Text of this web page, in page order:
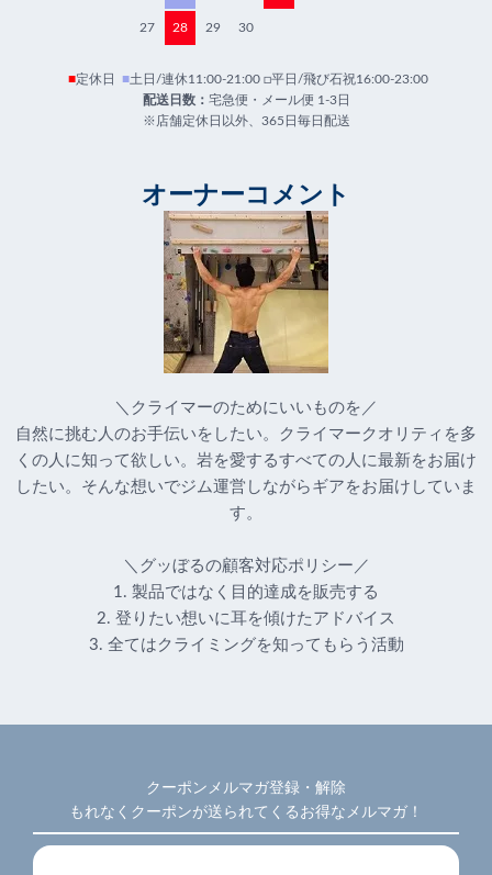
27 28 29 30
■定休日 ■土日/連休11:00-21:00 □平日/飛び石祝16:00-23:00
配送日数： 宅急便・メール便 1-3日
※店舗定休日以外、365日毎日配送
オーナーコメント
＼クライマーのためにいいものを／
自然に挑む人のお手伝いをしたい。クライマークオリティを多
くの人に知って欲しい。岩を愛するすべての人に最新をお届け
したい。そんな想いでジム運営しながらギアをお届けしていま
す。
＼グッぼるの顧客対応ポリシー／
1. 製品ではなく目的達成を販売する
2. 登りたい想いに耳を傾けたアドバイス
3. 全てはクライミングを知ってもらう活動
クーポンメルマガ登録・解除
もれなくクーポンが送られてくるお得なメルマガ！